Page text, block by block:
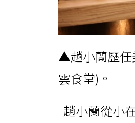
▲趙小蘭歷任
雲食堂)。
趙小蘭從小